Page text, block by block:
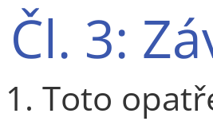
Čl. 3:
Toto